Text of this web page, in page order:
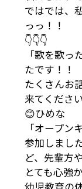
ではでは、
っっ！！
👇👇👇
「歌を歌っ
たです！！
たくさんお
来てください
😊ひめな
「オープ
参加しまし
ど、先輩方
とても心強